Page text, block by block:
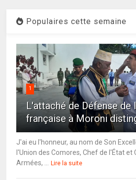
Populaires cette semaine
1
L'attaché de Défense de
française à Moroni
J'ai eu l'honneur, au nom de Son
l'Union des Comores, Chef de l'État et
Armées, ...
Lire la suite